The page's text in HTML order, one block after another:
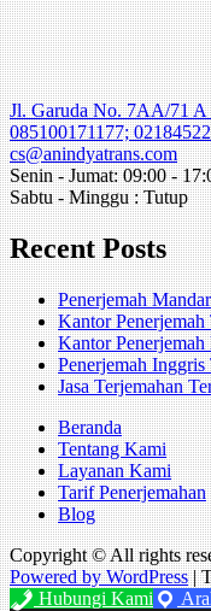
Jl. Garuda No. 7AA/71 A
085100171177;
cs@anindyatrans.com
Senin - Jumat: 09:00 -
Sabtu - Minggu : Tutup
Recent Posts
Penerjemah
Kantor
Kantor
Penerjemah
Jasa Terjemahan
Beranda
Tentang Kami
Layanan Kami
Tarif Penerjemahan
Blog
Copyright © All rights
Powered by WordPress |
Hubungi Kami